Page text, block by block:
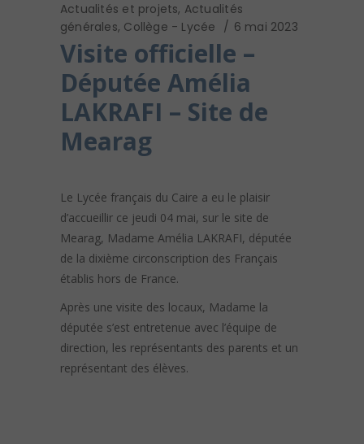
Actualités et projets, Actualités
générales, Collège - Lycée 6 mai 2023
Visite officielle –
Députée Amélia
LAKRAFI – Site de
Mearag
Le Lycée français du Caire a eu le plaisir
d’accueillir ce jeudi 04 mai, sur le site de
Mearag, Madame Amélia LAKRAFI, députée
de la dixième circonscription des Français
établis hors de France.
Après une visite des locaux, Madame la
députée s’est entretenue avec l’équipe de
direction, les représentants des parents et un
représentant des élèves.